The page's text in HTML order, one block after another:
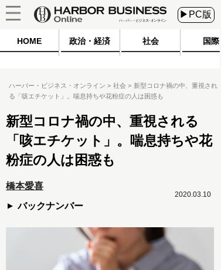
▶PC版
HOME 政治・経済 社会 国際
ハーバー・ビジネス・オンライン 社会
新型コロナ禍の中、重視され
る「咳エチケット」。喘息持ちや花粉症の人は困惑も
新型コロナ禍の中、重視される
「咳エチケット」。喘息持ちや花
粉症の人は困惑も
橋本愛喜
バックナンバー
2020.03.10